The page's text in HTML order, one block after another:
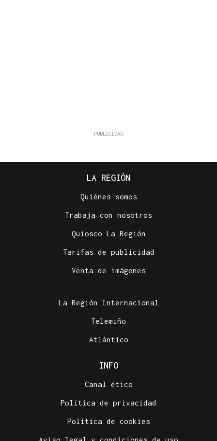
LA REGIÓN
Quiénes somos
Trabaja con nosotros
Quiosco La Región
Tarifas de publicidad
Venta de imágenes
La Región Internacional
Telemiño
Atlántico
INFO
Canal ético
Política de privacidad
Política de cookies